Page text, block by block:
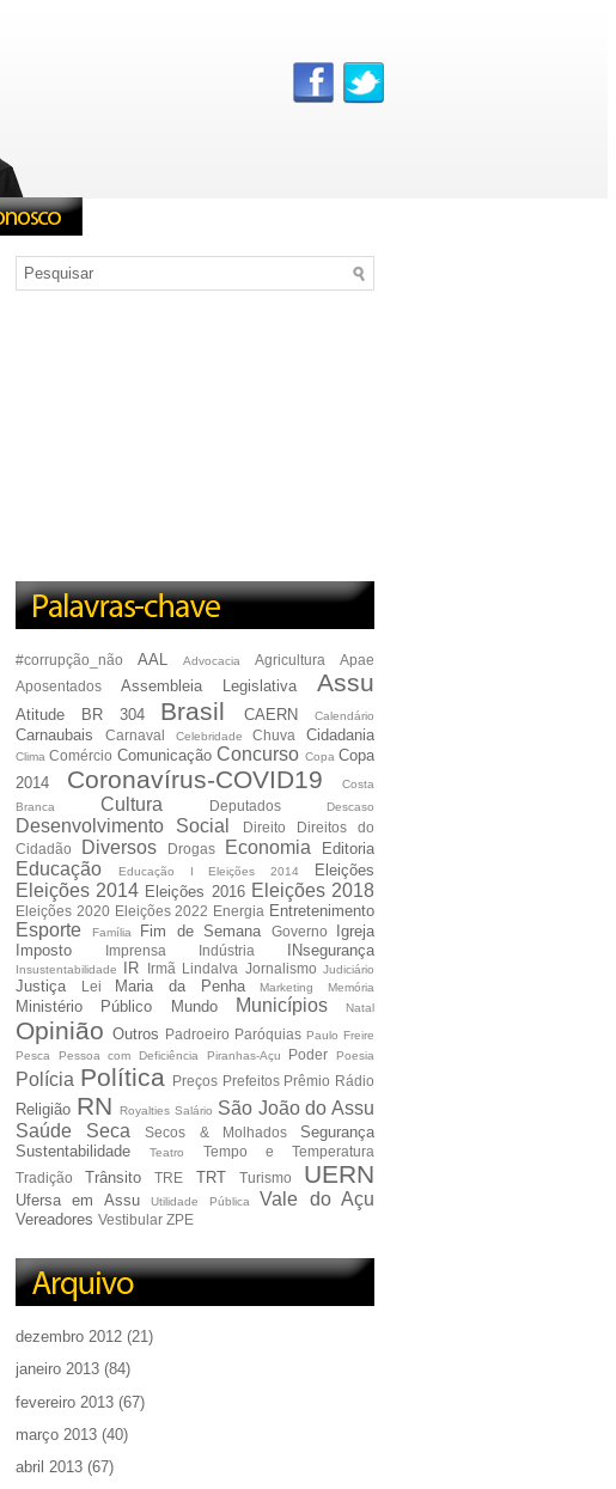
#corrupção_não AAL Advocacia Agricultura
Apae
Aposentados
Assembleia Legislativa Assu
Atitude BR 304 Brasil CAERN Calendário
Carnaubais Carnaval Celebridade Chuva Cidadania
Clima Comércio Comunicação Concurso Copa Copa
2014
Coronavírus-COVID19
Costa
Branca
Cultura Deputados Descaso
Desenvolvimento Social Direito
Direitos do
Cidadão
Diversos Drogas Economia Editoria
Educação Educação I Eleições 2014 Eleições
Eleições 2014 Eleições 2016 Eleições 2018
Eleições 2020 Eleições 2022 Energia Entretenimento
Esporte Família Fim de Semana Governo
Igreja
Imposto
Imprensa Indústria INsegurança
Insustentabilidade IR Irmã Lindalva Jornalismo Judiciário
Justiça Lei Maria da Penha Marketing Memória
Ministério Público Mundo Municípios Natal
Opinião Outros Padroeiro Paróquias Paulo Freire
Pesca
Pessoa com Deficiência Piranhas-Açu Poder Poesia
Polícia Política Preços Prefeitos Prêmio Rádio
Religião RN Royalties Salário São João do Assu
Saúde
Seca Secos & Molhados
Segurança
Sustentabilidade
Teatro
Tempo e Temperatura
Tradição
Trânsito TRE TRT Turismo UERN
Ufersa em Assu Utilidade Pública Vale do Açu
Vereadores Vestibular ZPE
dezembro 2012 (21)
janeiro 2013 (84)
fevereiro 2013 (67)
março 2013 (40)
abril 2013 (67)